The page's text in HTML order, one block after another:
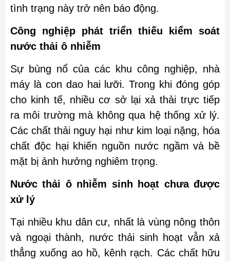
tình trạng này trở nên báo động.
Công nghiệp phát triển thiếu kiểm soát
nước thải ô nhiễm
Sự bùng nổ của các khu công nghiệp, nhà
máy là con dao hai lưỡi. Trong khi đóng góp
cho kinh tế, nhiều cơ sở lại xả thải trực tiếp
ra môi trường mà không qua hệ thống xử lý.
Các chất thải nguy hại như kim loại nặng, hóa
chất độc hại khiến nguồn nước ngầm và bề
mặt bị ảnh hưởng nghiêm trọng.
Nước thải ô nhiễm sinh hoạt chưa được
xử lý
Tại nhiều khu dân cư, nhất là vùng nông thôn
và ngoại thành, nước thải sinh hoạt vẫn xả
thẳng xuống ao hồ, kênh rạch. Các chất hữu